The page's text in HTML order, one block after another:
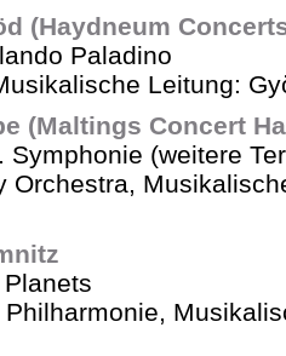
(Haydneum
Paladino
Leitung:
(Maltings Concert
Symphonie (weitere
Orchestra,